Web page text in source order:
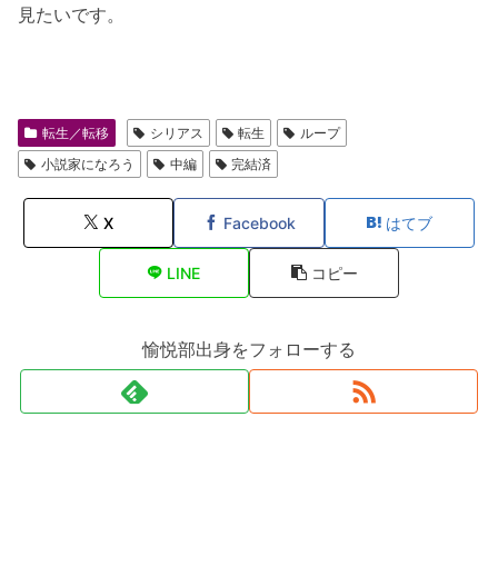
見たいです。
転生／転移 シリアス 転生
ループ
小説家になろう
中編 完結済
X Facebook はてブ
LINE コピー
愉悦部出身をフォローする